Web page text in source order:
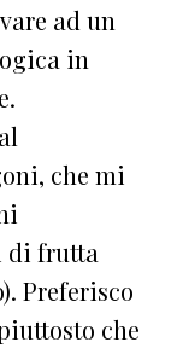
ad un
in
che mi
di frutta
Preferisco
che